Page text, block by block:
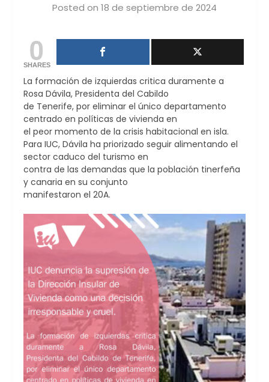
Posted on 18 de septiembre de 2024
0
SHARES
La formación de izquierdas critica duramente a
Rosa Dávila, Presidenta del Cabildo
de Tenerife, por eliminar el único departamento
centrado en políticas de vivienda en
el peor momento de la crisis habitacional en isla.
Para IUC, Dávila ha priorizado seguir alimentando el
sector caduco del turismo en
contra de las demandas que la población tinerfeña
y canaria en su conjunto
manifestaron el 20A.